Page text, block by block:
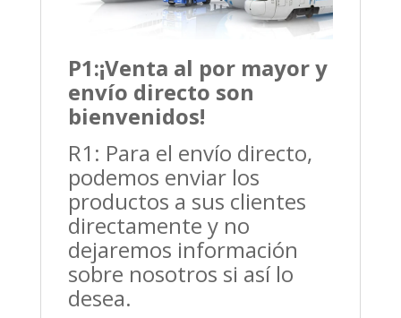
P1:¡Venta al por mayor y
envío directo son
bienvenidos!
R1: Para el envío directo,
podemos enviar los
productos a sus clientes
directamente y no
dejaremos información
sobre nosotros si así lo
desea.